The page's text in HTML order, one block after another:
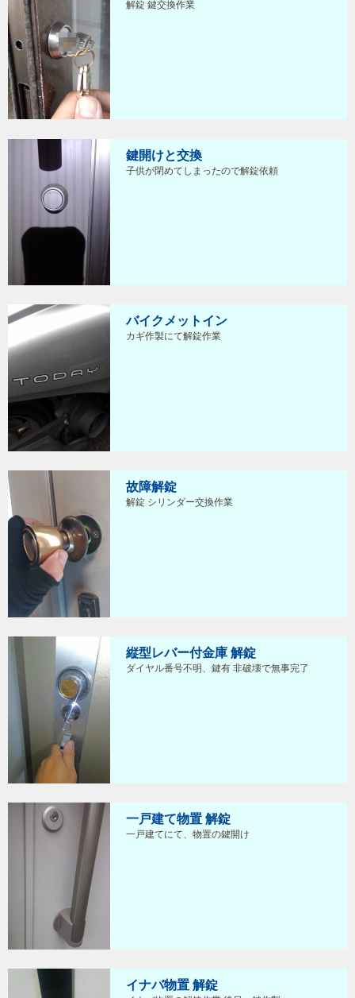
解錠 鍵交換作業
鍵開けと交換
子供が閉めてしまったので解錠依頼
バイクメットイン
カギ作製にて解錠作業
故障解錠
解錠 シリンダー交換作業
縦型レバー付金庫 解錠
ダイヤル番号不明、鍵有 非破壊で無事完了
一戸建て物置 解錠
一戸建てにて、物置の鍵開け
イナバ物置 解錠